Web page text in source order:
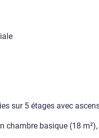
sur 5 étages avec
chambre basique (18 m²),